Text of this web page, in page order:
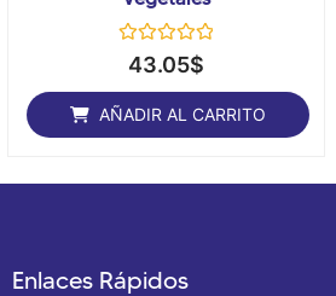
Valorado
con
0
de
5
43.05$
AÑADIR AL CARRITO
Enlaces Rápidos